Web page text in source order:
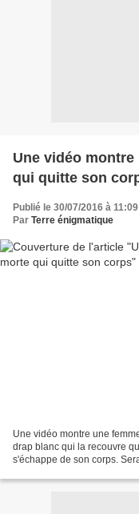
Une vidéo
qui quitte son
Publié le 30/07/2016 à 11:09
Par Terre énigmatique
Une vidéo montre une
drap blanc qui la recouvre
s'échappe de son corps.